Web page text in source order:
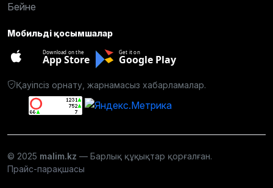
Бейне
Мобильді қосымшалар
Download on the
App Store
Get it on
Google Play
Қауіпсіз орнату, жарнамасыз хабарламалар.
© 2025 malim.kz — Барлық құқықтар қорғалған.
Прайс-парақшасы